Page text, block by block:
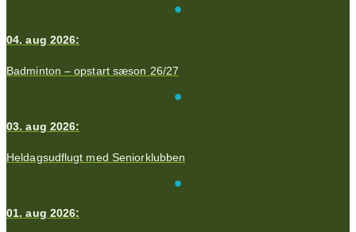
04. aug 2026:
Badminton – opstart sæson 26/27
03. aug 2026:
Heldagsudflugt med Seniorklubben
01. aug 2026: